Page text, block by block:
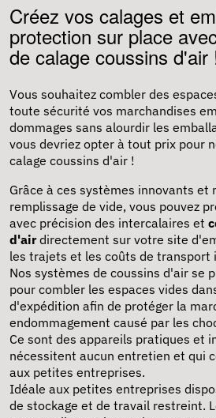
Créez vos calages et
protection sur place
de calage coussins d'air
Vous souhaitez combler des
toute sécurité vos marchandises
dommages sans alourdir les
vous devriez opter à tout prix pour
calage coussins d'air !
Grâce à ces systèmes innovants et
remplissage de vide, vous pouvez
avec précision des intercalaires et
d'airdirectement sur votre site
les trajets et les coûts de transport
Nos systèmes de coussins d'air se
pour combler les espaces vides
d'expédition afin de protéger la
endommagement causé par les
Ce sont des appareils pratiques et
nécessitent aucun entretien et qui
aux petites entreprises.
Idéale aux petites entreprises
de stockage et de travail restreint.